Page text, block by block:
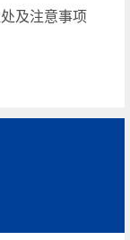
及注意事项